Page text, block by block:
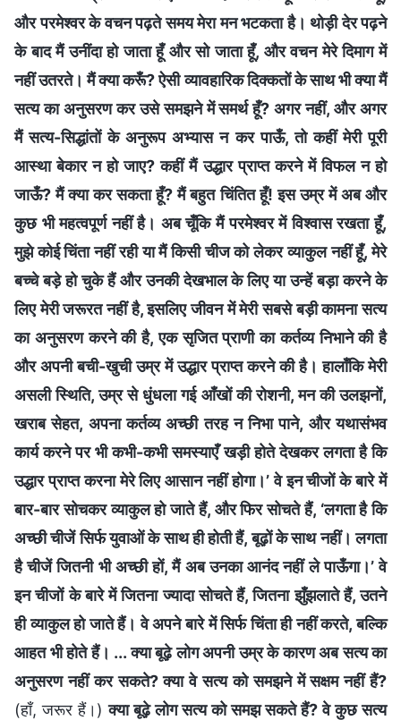
और परमेश्वर के वचन पढ़ते समय मेरा मन भटकता है। थोड़ी देर पढ़ने
के बाद मैं उनींदा हो जाता हूँ और सो जाता हूँ, और वचन मेरे दिमाग में
नहीं उतरते। मैं क्या करूँ? ऐसी व्यावहारिक दिक्कतों के साथ भी क्या मैं
सत्य का अनुसरण कर उसे समझने में समर्थ हूँ? अगर नहीं, और अगर
मैं सत्य-सिद्धांतों के अनुरूप अभ्यास न कर पाऊँ, तो कहीं मेरी पूरी
आस्था बेकार न हो जाए? कहीं मैं उद्धार प्राप्त करने में विफल न हो
जाऊँ? मैं क्या कर सकता हूँ? मैं बहुत चिंतित हूँ! इस उम्र में अब और
कुछ भी महत्वपूर्ण नहीं है। अब चूँकि मैं परमेश्वर में विश्वास रखता हूँ,
मुझे कोई चिंता नहीं रही या मैं किसी चीज को लेकर व्याकुल नहीं हूँ, मेरे
बच्चे बड़े हो चुके हैं और उनकी देखभाल के लिए या उन्हें बड़ा करने के
लिए मेरी जरूरत नहीं है, इसलिए जीवन में मेरी सबसे बड़ी कामना सत्य
का अनुसरण करने की है, एक सृजित प्राणी का कर्तव्य निभाने की है
और अपनी बची-खुची उम्र में उद्धार प्राप्त करने की है। हालाँकि मेरी
असली स्थिति, उम्र से धुंधला गई आँखों की रोशनी, मन की उलझनों,
खराब सेहत, अपना कर्तव्य अच्छी तरह न निभा पाने, और यथासंभव
कार्य करने पर भी कभी-कभी समस्याएँ खड़ी होते देखकर लगता है कि
उद्धार प्राप्त करना मेरे लिए आसान नहीं होगा।’ वे इन चीजों के बारे में
बार-बार सोचकर व्याकुल हो जाते हैं, और फिर सोचते हैं, ‘लगता है कि
अच्छी चीजें सिर्फ युवाओं के साथ ही होती हैं, बूढ़ों के साथ नहीं। लगता
है चीजें जितनी भी अच्छी हों, मैं अब उनका आनंद नहीं ले पाऊँगा।’ वे
इन चीजों के बारे में जितना ज्यादा सोचते हैं, जितना झुँझलाते हैं, उतने
ही व्याकुल हो जाते हैं। वे अपने बारे में सिर्फ चिंता ही नहीं करते, बल्कि
आहत भी होते हैं। ... क्या बूढ़े लोग अपनी उम्र के कारण अब सत्य का
अनुसरण नहीं कर सकते? क्या वे सत्य को समझने में सक्षम नहीं हैं?
(हाँ, जरूर हैं।)क्या बूढ़े लोग सत्य को समझ सकते हैं? वे कुछ सत्य